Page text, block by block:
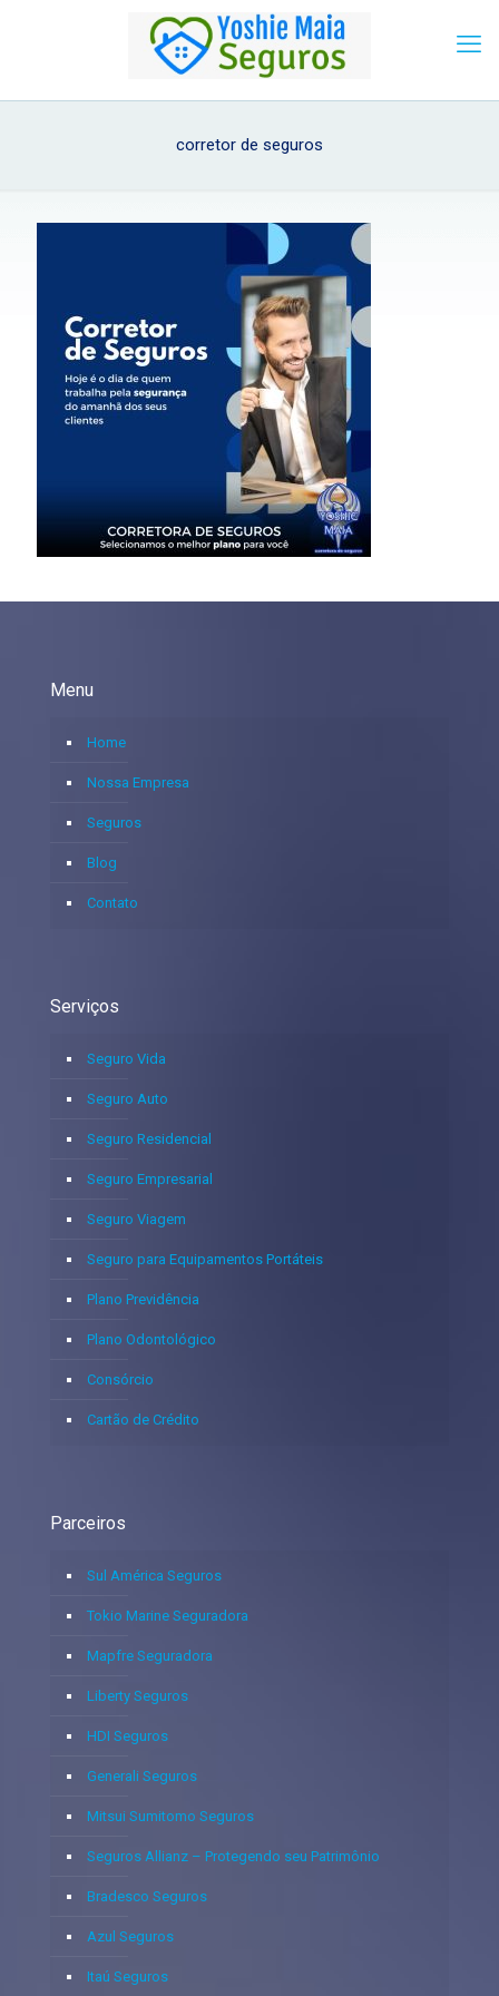
corretor de seguros
Menu
Home
Nossa Empresa
Seguros
Blog
Contato
Serviços
Seguro Vida
Seguro Auto
Seguro Residencial
Seguro Empresarial
Seguro Viagem
Seguro para Equipamentos Portáteis
Plano Previdência
Plano Odontológico
Consórcio
Cartão de Crédito
Parceiros
Sul América Seguros
Tokio Marine Seguradora
Mapfre Seguradora
Liberty Seguros
HDI Seguros
Generali Seguros
Mitsui Sumitomo Seguros
Seguros Allianz – Protegendo seu Patrimônio
Bradesco Seguros
Azul Seguros
Itaú Seguros